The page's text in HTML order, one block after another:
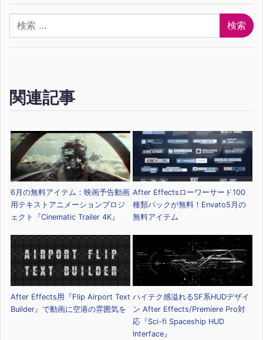
検索
関連記事
6月の無料アイテム：映画予告動画
用テキストアニメーションプロジ
ェクト『Cinematic Trailer 4K』
After Effectsローワーサード100
種類パックが無料！Envato5月の
無料アイテム
After Effects用『Flip Airport Text
Builder』で動画に空港の雰囲気を
ハイテク感溢れるSF系HUDデザイ
ン After Effects/Premiere Pro対
応『Sci-fi Spaceship HUD
Interface』